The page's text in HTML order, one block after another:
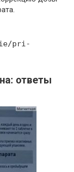
pri-
ответы